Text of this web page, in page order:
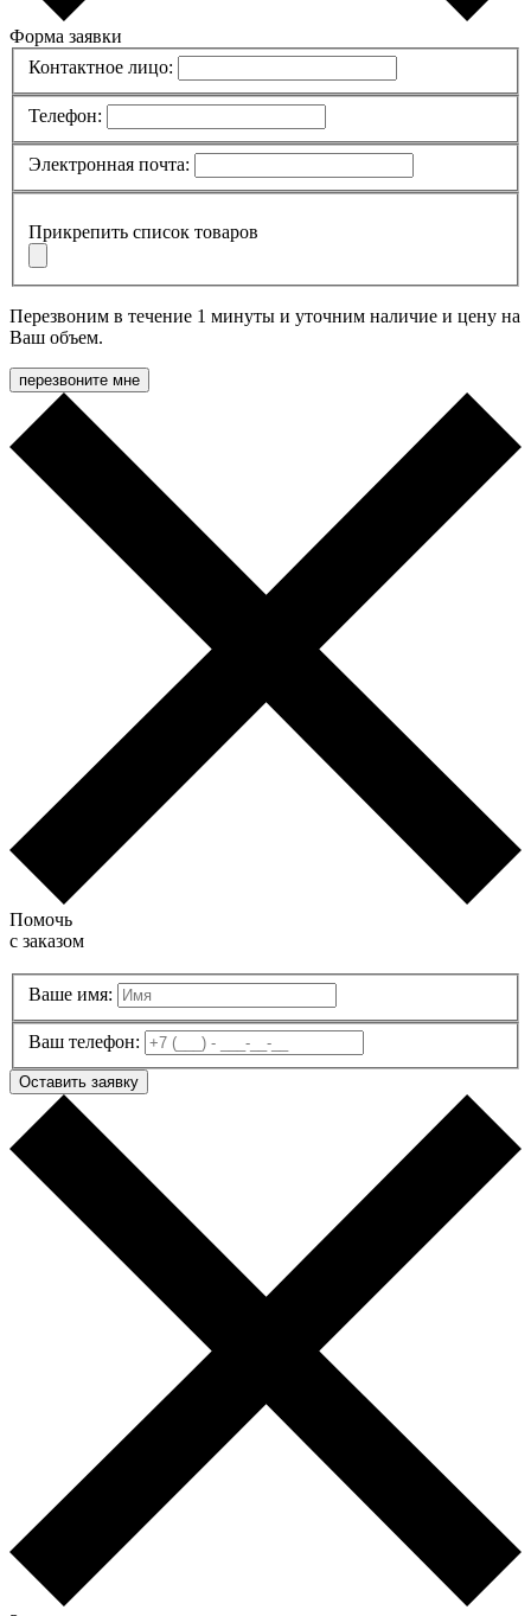
Форма заявки
Контактное лицо:
Телефон:
Электронная почта:
Прикрепить список товаров
Перезвоним в течение 1 минуты и уточним наличие и цену на
Ваш объем.
перезвоните мне
Помочь
с заказом
Ваше имя:
Ваш телефон:
Оставить заявку